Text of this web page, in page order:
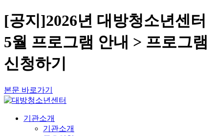
[공지]2026년 대방청소년센터
5월 프로그램 안내 > 프로그램
신청하기
본문 바로가기
기관소개
기관소개